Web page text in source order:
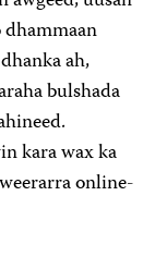
ah,
bulshada
kara wax ka
online-